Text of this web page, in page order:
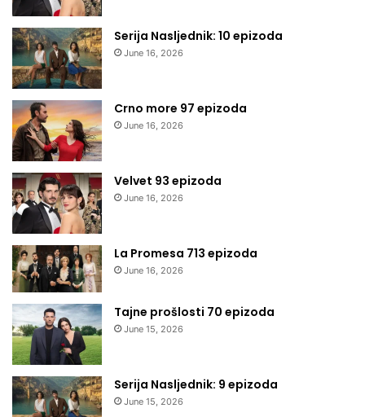
Serija Nasljednik: 10 epizoda
June 16, 2026
Crno more 97 epizoda
June 16, 2026
Velvet 93 epizoda
June 16, 2026
La Promesa 713 epizoda
June 16, 2026
Tajne prošlosti 70 epizoda
June 15, 2026
Serija Nasljednik: 9 epizoda
June 15, 2026